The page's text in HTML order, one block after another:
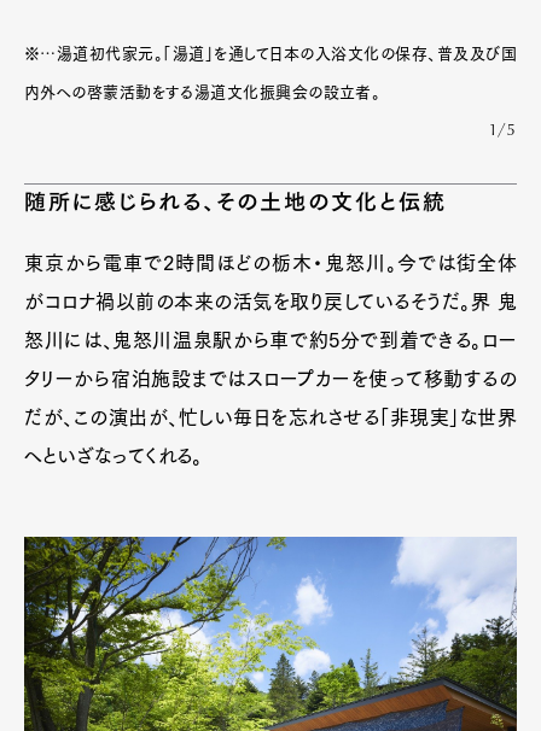
※…湯道初代家元。「湯道」を通して日本の入浴文化の保存、普及及び国
内外への啓蒙活動をする湯道文化振興会の設立者。
1/5
随所に感じられる、その土地の文化と伝統
東京から電車で2時間ほどの栃木・鬼怒川。今では街全体
がコロナ禍以前の本来の活気を取り戻しているそうだ。界 鬼
怒川には、鬼怒川温泉駅から車で約5分で到着できる。ロー
タリーから宿泊施設まではスロープカーを使って移動するの
だが、この演出が、忙しい毎日を忘れさせる「非現実」な世界
へといざなってくれる。